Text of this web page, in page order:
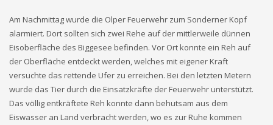
Am Nachmittag wurde die Olper Feuerwehr zum Sonderner Kopf
alarmiert. Dort sollten sich zwei Rehe auf der mittlerweile dünnen
Eisoberfläche des Biggesee befinden. Vor Ort konnte ein Reh auf
der Oberfläche entdeckt werden, welches mit eigener Kraft
versuchte das rettende Ufer zu erreichen. Bei den letzten Metern
wurde das Tier durch die Einsatzkräfte der Feuerwehr unterstützt.
Das völlig entkräftete Reh konnte dann behutsam aus dem
Eiswasser an Land verbracht werden, wo es zur Ruhe kommen